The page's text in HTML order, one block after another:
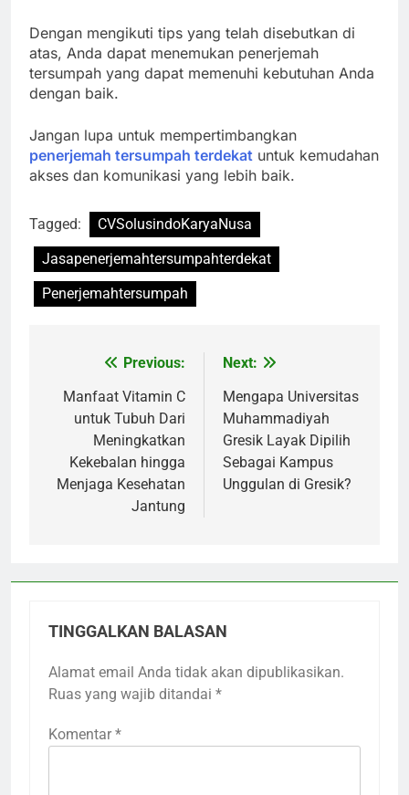
Dengan mengikuti tips yang telah disebutkan di
atas, Anda dapat menemukan penerjemah
tersumpah yang dapat memenuhi kebutuhan Anda
dengan baik.
Jangan lupa untuk mempertimbangkan
penerjemah tersumpah terdekat untuk kemudahan
akses dan komunikasi yang lebih baik.
Tagged:
CVSolusindoKaryaNusa
Jasapenerjemahtersumpahterdekat
Penerjemahtersumpah
Navigasi
pos
Previous:
Manfaat Vitamin C
untuk Tubuh Dari
Meningkatkan
Kekebalan hingga
Menjaga Kesehatan
Jantung
Next:
Mengapa Universitas
Muhammadiyah
Gresik Layak Dipilih
Sebagai Kampus
Unggulan di Gresik?
TINGGALKAN BALASAN
Alamat email Anda tidak akan dipublikasikan.
Ruas yang wajib ditandai *
Komentar *